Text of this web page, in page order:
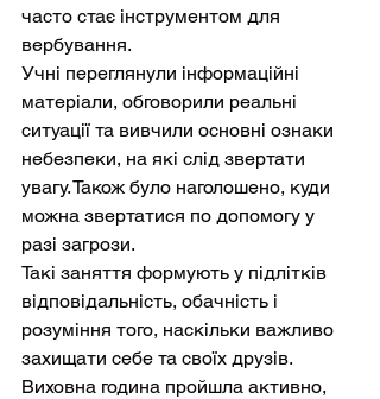
часто стає інструментом для
вербування.
Учні переглянули інформаційні
матеріали, обговорили реальні
ситуації та вивчили основні ознаки
небезпеки, на які слід звертати
увагу. Також було наголошено, куди
можна звертатися по допомогу у
разі загрози.
Такі заняття формують у підлітків
відповідальність, обачність і
розуміння того, наскільки важливо
захищати себе та своїх друзів.
Виховна година пройшла активно,